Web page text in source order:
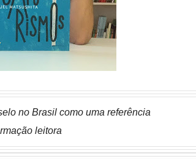
no Brasil como uma referência
leitora